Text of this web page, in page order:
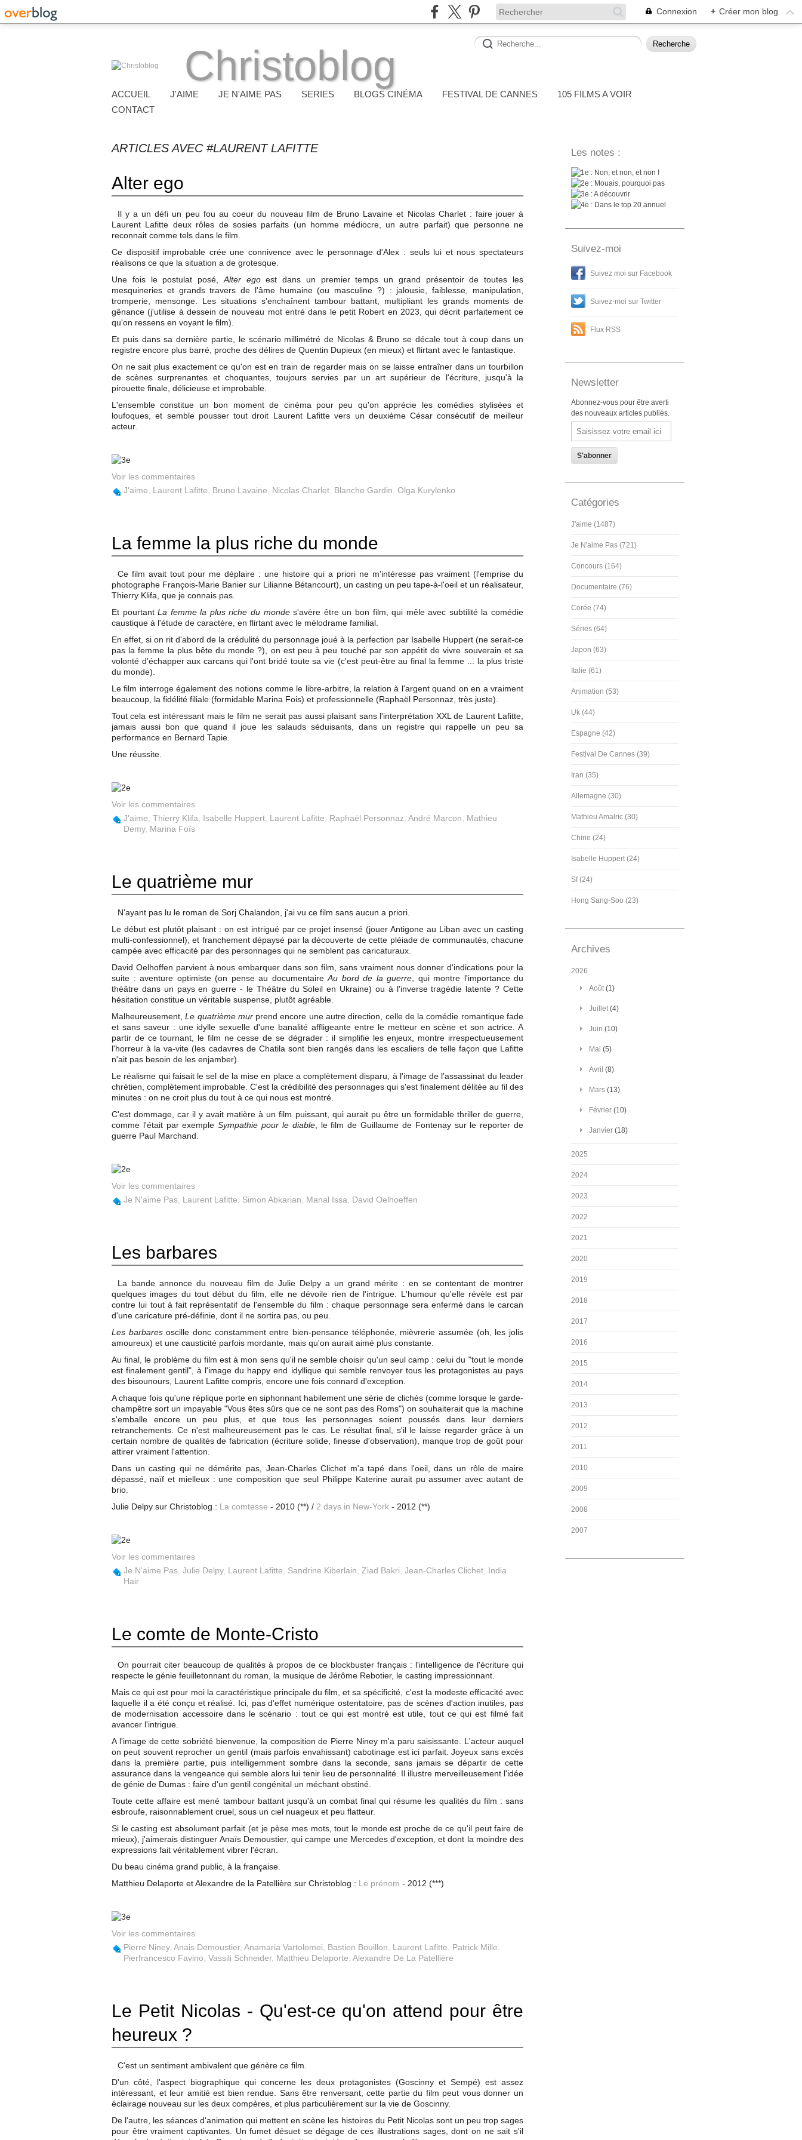
Connexion + Créer mon blog
Christoblog
ACCUEIL J'AIME JE N'AIME PAS SERIES BLOGS CINÉMA FESTIVAL DE CANNES
105 FILMS A VOIR
CONTACT
ARTICLES AVEC #LAURENT LAFITTE
Alter ego
Il y a un défi un peu fou au coeur du nouveau film de Bruno Lavaine et Nicolas Charlet : faire jouer à
Laurent Lafitte deux rôles de sosies parfaits (un homme médiocre, un autre parfait) que personne ne
reconnait comme tels dans le film.
Ce dispositif improbable crée une connivence avec le personnage d'Alex : seuls lui et nous spectateurs
réalisons ce que la situation a de grotesque.
Une fois le postulat posé, Alter egoest dans un premier temps un grand présentoir de toutes les
mesquineries et grands travers de l'âme humaine (ou masculine ?) : jalousie, faiblesse, manipulation,
tromperie, mensonge. Les situations s'enchaînent tambour battant, multipliant les grands moments de
gênance (j'utilise à dessein de nouveau mot entré dans le petit Robert en 2023, qui décrit parfaitement ce
qu'on ressens en voyant le film).
Et puis dans sa dernière partie, le scénario millimétré de Nicolas & Bruno se décale tout à coup dans un
registre encore plus barré, proche des délires de Quentin Dupieux (en mieux) et flirtant avec le fantastique.
On ne sait plus exactement ce qu'on est en train de regarder mais on se laisse entraîner dans un tourbillon
de scènes surprenantes et choquantes, toujours servies par un art supérieur de l'écriture, jusqu'à la
pirouette finale, délicieuse et improbable.
L'ensemble constitue un bon moment de cinéma pour peu qu'on apprécie les comédies stylisées et
loufoques, et semble pousser tout droit Laurent Lafitte vers un deuxième César consécutif de meilleur
acteur.
Voir les commentaires
J'aime
Laurent Lafitte Bruno Lavaine Nicolas Charlet Blanche Gardin Olga Kurylenko
La femme la plus riche du monde
Ce film avait tout pour me déplaire : une histoire qui a priori ne m'intéresse pas vraiment (l'emprise du
photographe François-Marie Banier sur Lilianne Bétancourt), un casting un peu tape-à-l'oeil et un réalisateur,
Thierry Klifa, que je connais pas.
Et pourtantLa femme la plus riche du mondes'avère être un bon film, qui mêle avec subtilité la comédie
caustique à l'étude de caractère, en flirtant avec le mélodrame familial.
En effet, si on rit d'abord de la crédulité du personnage joué à la perfection par Isabelle Huppert (ne serait-ce
pas la femme la plus bête du monde ?), on est peu à peu touché par son appétit de vivre souverain et sa
volonté d'échapper aux carcans qui l'ont bridé toute sa vie (c'est peut-être au final la femme ... la plus triste
du monde).
Le film interroge également des notions comme le libre-arbitre, la relation à l'argent quand on en a vraiment
beaucoup, la fidélité filiale (formidable Marina Fois) et professionnelle (Raphaël Personnaz, très juste).
Tout cela est intéressant mais le film ne serait pas aussi plaisant sans l'interprétation XXL de Laurent Lafitte,
jamais aussi bon que quand il joue les salauds séduisants, dans un registre qui rappelle un peu sa
performance en Bernard Tapie.
Une réussite.
Voir les commentaires
J'aime Thierry Klifa Isabelle Huppert Laurent Lafitte Raphaël Personnaz André Marcon
Mathieu
Demy, Marina Foïs
Le quatrième mur
N'ayant pas lu le roman de Sorj Chalandon, j'ai vu ce film sans aucun a priori.
Le début est plutôt plaisant : on est intrigué par ce projet insensé (jouer Antigone au Liban avec un casting
multi-confessionnel), et franchement dépaysé par la découverte de cette pléiade de communautés, chacune
campée avec efficacité par des personnages qui ne semblent pas caricaturaux.
David Oelhoffen parvient à nous embarquer dans son film, sans vraiment nous donner d'indications pour la
suite : aventure optimiste (on pense au documentaireAu bord de la guerre , qui montre l'importance du
théâtre dans un pays en guerre - le Théâtre du Soleil en Ukraine) ou à l'inverse tragédie latente ? Cette
hésitation constitue un véritable suspense, plutôt agréable.
Malheureusement,Le quatrième mur prend encore une autre direction, celle de la comédie romantique fade
et sans saveur : une idylle sexuelle d'une banalité affligeante entre le metteur en scène et son actrice. A
partir de ce tournant, le film ne cesse de se dégrader : il simplifie les enjeux, montre irrespectueusement
l'horreur à la va-vite (les cadavres de Chatila sont bien rangés dans les escaliers de telle façon que Lafitte
n'ait pas besoin de les enjamber).
Le réalisme qui faisait le sel de la mise en place a complètement disparu, à l'image de l'assassinat du leader
chrétien, complètement improbable. C'est la crédibilité des personnages qui s'est finalement délitée au fil des
minutes : on ne croit plus du tout à ce qui nous est montré.
C'est dommage, car il y avait matière à un film puissant, qui aurait pu être un formidable thriller de guerre,
comme l'était par exempleSympathie pour le diable, le film de Guillaume de Fontenay sur le reporter de
guerre Paul Marchand.
Voir les commentaires
Je N'aime Pas Laurent Lafitte Simon Abkarian Manal Issa David Oelhoeffen
Les barbares
La bande annonce du nouveau film de Julie Delpy a un grand mérite : en se contentant de montrer
quelques images du tout début du film, elle ne dévoile rien de l'intrigue. L'humour qu'elle révèle est par
contre lui tout à fait représentatif de l'ensemble du film : chaque personnage sera enfermé dans le carcan
d'une caricature pré-définie, dont il ne sortira pas, ou peu.
Les barbaresoscille donc constamment entre bien-pensance téléphonée, mièvrerie assumée (oh, les jolis
amoureux) et une causticité parfois mordante, mais qu'on aurait aimé plus constante.
Au final, le problème du film est à mon sens qu'il ne semble choisir qu'un seul camp : celui du "tout le monde
est finalement gentil", à l'image du happy end idyllique qui semble renvoyer tous les protagonistes au pays
des bisounours, Laurent Lafitte compris, encore une fois connard d'exception.
A chaque fois qu'une réplique porte en siphonnant habilement une série de clichés (comme lorsque le garde-
champêtre sort un impayable "Vous êtes sûrs que ce ne sont pas des Roms") on souhaiterait que la machine
s'emballe encore un peu plus, et que tous les personnages soient poussés dans leur derniers
retranchements. Ce n'est malheureusement pas le cas. Le résultat final, s'il le laisse regarder grâce à un
certain nombre de qualités de fabrication (écriture solide, finesse d'observation), manque trop de goût pour
attirer vraiment l'attention.
Dans un casting qui ne démérite pas, Jean-Charles Clichet m'a tapé dans l'oeil, dans un rôle de maire
dépassé, naïf et mielleux : une composition que seul Philippe Katerine aurait pu assumer avec autant de
brio.
Julie Delpy sur Christoblog : La comtesse - 2010 (**) / 2 days in New-York - 2012 (**)
Voir les commentaires
Je N'aime Pas Julie Delpy, Laurent Lafitte Sandrine Kiberlain Ziad Bakri Jean-Charles Clichet India
Hair
Le comte de Monte-Cristo
On pourrait citer beaucoup de qualités à propos de ce blockbuster français : l'intelligence de l'écriture qui
respecte le génie feuilletonnant du roman, la musique de Jérôme Rebotier, le casting impressionnant.
Mais ce qui est pour moi la caractéristique principale du film, et sa spécificité, c'est la modeste efficacité avec
laquelle il a été conçu et réalisé. Ici, pas d'effet numérique ostentatoire, pas de scènes d'action inutiles, pas
de modernisation accessoire dans le scénario : tout ce qui est montré est utile, tout ce qui est filmé fait
avancer l'intrigue.
A l'image de cette sobriété bienvenue, la composition de Pierre Niney m'a paru saisissante. L'acteur auquel
on peut souvent reprocher un gentil (mais parfois envahissant) cabotinage est ici parfait. Joyeux sans excès
dans la première partie, puis intelligemment sombre dans la seconde, sans jamais se départir de cette
assurance dans la vengeance qui semble alors lui tenir lieu de personnalité. Il illustre merveilleusement l'idée
de génie de Dumas : faire d'un gentil congénital un méchant obstiné.
Toute cette affaire est mené tambour battant jusqu'à un combat final qui résume les qualités du film : sans
esbroufe, raisonnablement cruel, sous un ciel nuageux et peu flatteur.
Si le casting est absolument parfait (et je pèse mes mots, tout le monde est proche de ce qu'il peut faire de
mieux), j'aimerais distinguer Anaïs Demoustier, qui campe une Mercedes d'exception, et dont la moindre des
expressions fait véritablement vibrer l'écran.
Du beau cinéma grand public, à la française.
Matthieu Delaporte et Alexandre de la Patellière sur Christoblog : Le prénom - 2012 (***)
Voir les commentaires
Pierre Niney, Anais Demoustier, Anamaria Vartolomei Bastien Bouillon Laurent Lafitte Patrick Mille
Pierfrancesco Favino Vassili Schneider, Matthieu Delaporte Alexandre De La Patellière
Le Petit Nicolas - Qu'est-ce qu'on attend pour être
heureux ?
C'est un sentiment ambivalent que génère ce film.
D'un côté, l'aspect biographique qui concerne les deux protagonistes (Goscinny et Sempé) est assez
intéressant, et leur amitié est bien rendue. Sans être renversant, cette partie du film peut vous donner un
éclairage nouveau sur les deux compères, et plus particulièrement sur la vie de Goscinny.
De l'autre, les séances d'animation qui mettent en scène les histoires du Petit Nicolas sont un peu trop sages
pour être vraiment captivantes. Un fumet désuet se dégage de ces illustrations sages, dont on ne sait s'il
Les notes :
: Non, et non, et non !
: Mouais, pourquoi pas
: A découvrir
: Dans le top 20 annuel
Suivez-moi
Suivez moi sur Facebook
Suivez-moi sur Twitter
Flux RSS
Newsletter
Abonnez-vous pour être averti
des nouveaux articles publiés.
Email
Catégories
J'aime (1487)
Je N'aime Pas (721)
Concours (164)
Documentaire (76)
Corée (74)
Séries (64)
Japon (63)
Italie (61)
Animation (53)
Uk (44)
Espagne (42)
Festival De Cannes (39)
Iran (35)
Allemagne (30)
Mathieu Amalric (30)
Chine (24)
Isabelle Huppert (24)
Sf (24)
Hong Sang-Soo (23)
Archives
2026
Août(1)
Juillet(4)
Juin (10)
Mai (5)
Avril (8)
Mars (13)
Février (10)
Janvier (18)
2025
2024
2023
2022
2021
2020
2019
2018
2017
2016
2015
2014
2013
2012
2011
2010
2009
2008
2007